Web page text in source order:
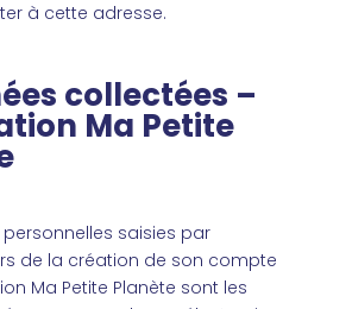
à cette adresse.
collectées –
Ma Petite
saisies par
de la création de son compte
Ma Petite Planète sont les